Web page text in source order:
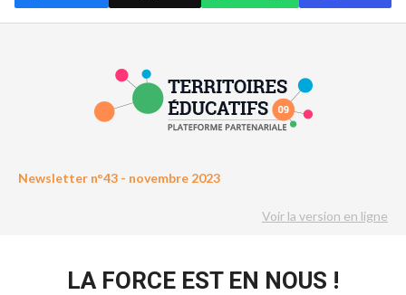
Newsletter n°43 - novembre 2023
Voir la version en ligne
LA FORCE EST EN NOUS !